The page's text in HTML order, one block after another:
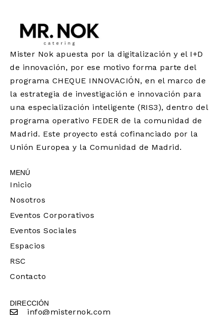
Mister Nok apuesta por la digitalización y el I+D
de innovación, por ese motivo forma parte del
programa CHEQUE INNOVACIÓN, en el marco de
la estrategia de investigación e innovación para
una especialización inteligente (RIS3), dentro del
programa operativo FEDER de la comunidad de
Madrid. Este proyecto está cofinanciado por la
Unión Europea y la Comunidad de Madrid.
MENÚ
Inicio
Nosotros
Eventos Corporativos
Eventos Sociales
Espacios
RSC
Contacto
DIRECCIÓN
info@misternok.com